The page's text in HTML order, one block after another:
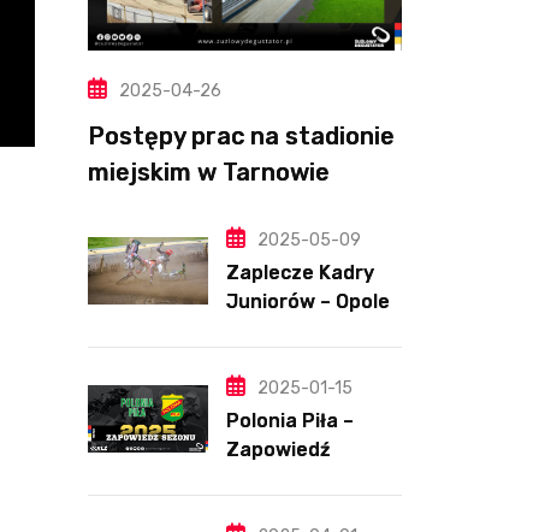
2025-04-26
Postępy prac na stadionie
miejskim w Tarnowie
2025-05-09
Zaplecze Kadry
Juniorów – Opole,
2025-01-15
Polonia Piła –
Zapowiedź